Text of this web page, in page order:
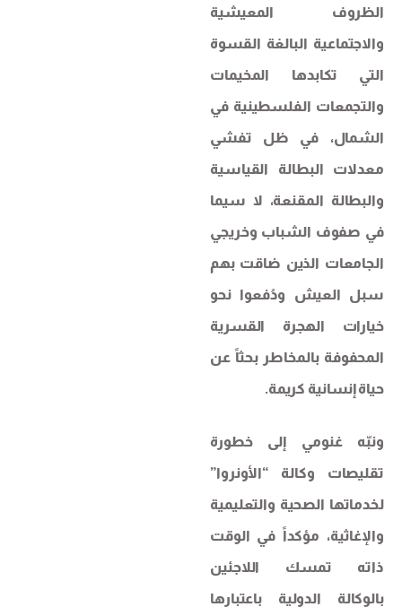
الظروف المعيشية
والاجتماعية البالغة القسوة
التي تكابدها المخيمات
والتجمعات الفلسطينية في
الشمال، في ظل تفشي
معدلات البطالة القياسية
والبطالة المقنعة، لا سيما
في صفوف الشباب وخريجي
الجامعات الذين ضاقت بهم
سبل العيش ودُفعوا نحو
خيارات الهجرة القسرية
المحفوفة بالمخاطر بحثاً عن
حياة إنسانية كريمة.
ونبّه غنومي إلى خطورة
تقليصات وكالة “الأونروا”
لخدماتها الصحية والتعليمية
والإغاثية، مؤكداً في الوقت
ذاته تمسك اللاجئين
بالوكالة الدولية باعتبارها